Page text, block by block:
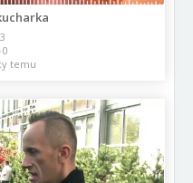
0
temu